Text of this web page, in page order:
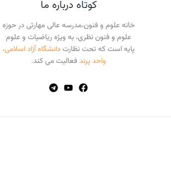
کوتاه درباره ما
خانه علوم و فنون،مدرسه عالی مهارتی در حوزه
علوم و فنون نظری، به ویژه ریاضیات و علوم
پایه است که تحت نظارتدانشگاه آزاد اسلامی،
واحد پرند فعالیت می کند.